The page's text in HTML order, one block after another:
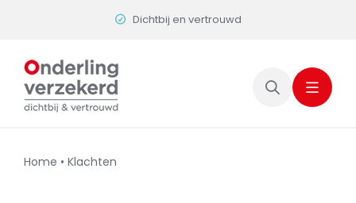
Dichtbij en vertrouwd
Home • Klachten